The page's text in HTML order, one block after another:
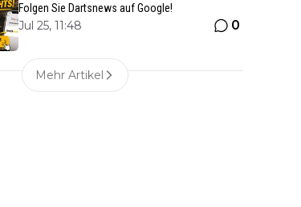
Folgen Sie Dartsnews auf Google!
Jul 25, 11:48 0
Mehr Artikel